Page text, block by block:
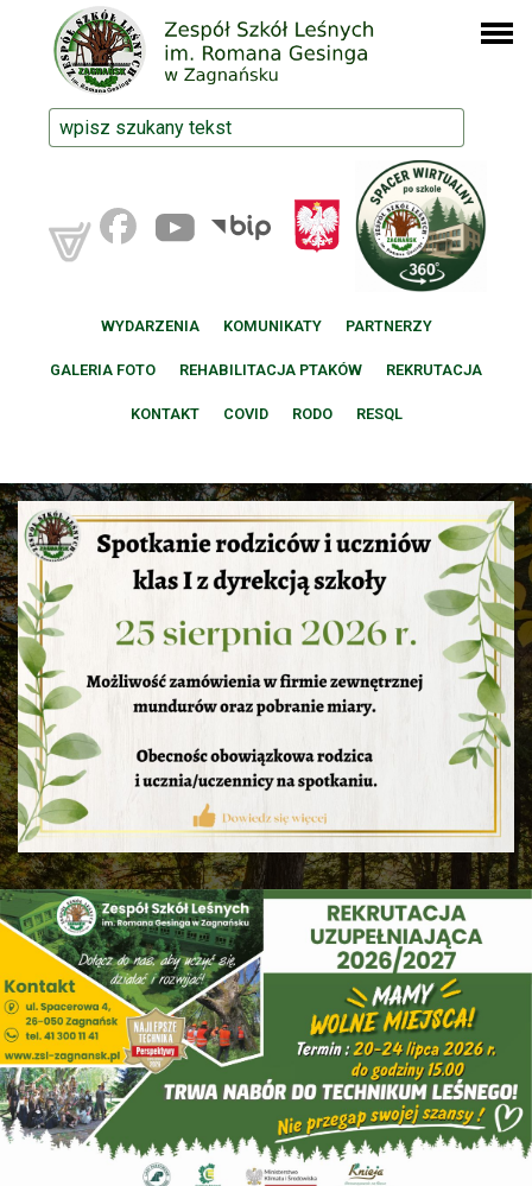
WYDARZENIA KOMUNIKATY PARTNERZY
GALERIA FOTO REHABILITACJA PTAKÓW REKRUTACJA
KONTAKT COVID RODO RESQL